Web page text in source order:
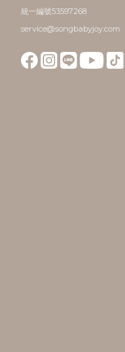
統一編號53597268
service@songbabyjoy.com